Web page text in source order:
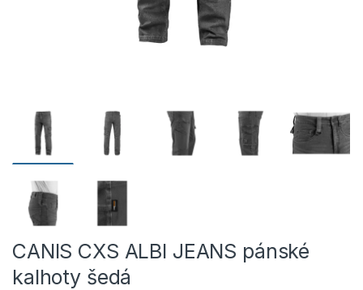
CANIS CXS ALBI JEANS pánské
kalhoty šedá